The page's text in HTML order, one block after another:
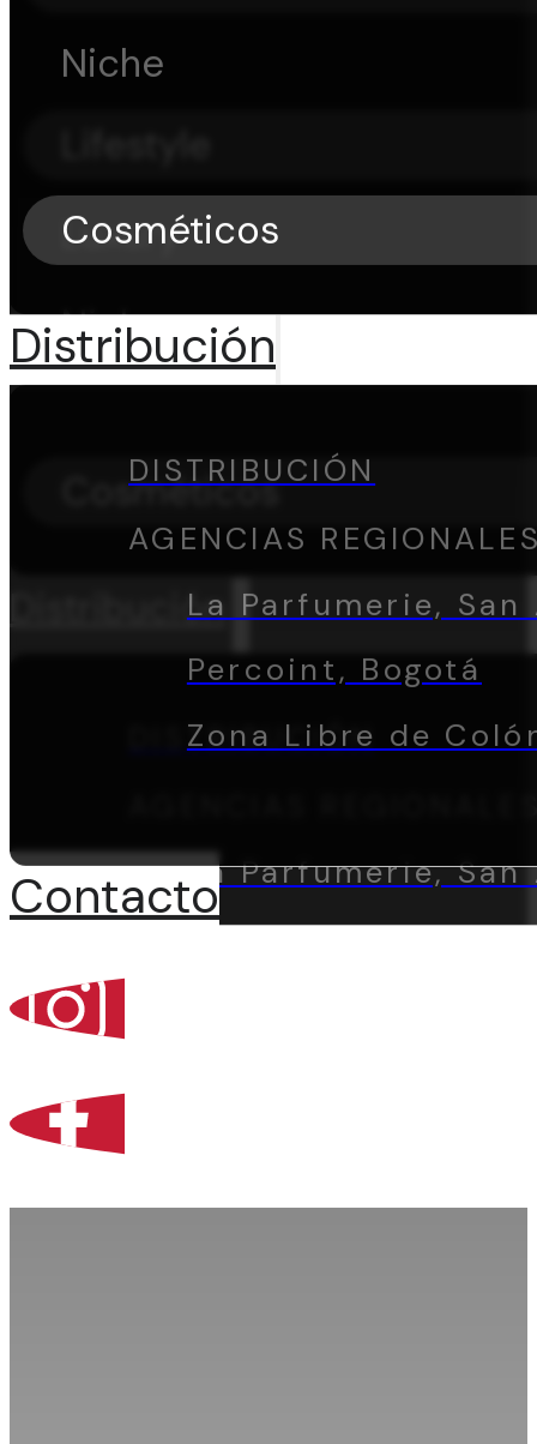
Luxury
Niche
Cosméticos
Distribución
DISTRIBUCIÓN
La Parfumerie,
Percoint, Bogotá
Contacto
Niche
Cosméticos
Distribución
DISTRIBUCIÓN
AGENCIAS
La Parfumerie,
Percoint, Bogotá
Zona Libre de
Contacto